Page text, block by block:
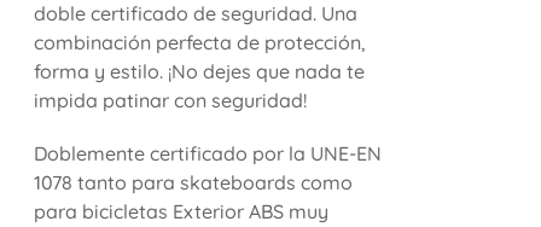
doble certificado de seguridad. Una
combinación perfecta de protección,
forma y estilo. ¡No dejes que nada te
impida patinar con seguridad!
Doblemente certificado por la UNE-EN
1078 tanto para skateboards como
para bicicletas Exterior ABS muy